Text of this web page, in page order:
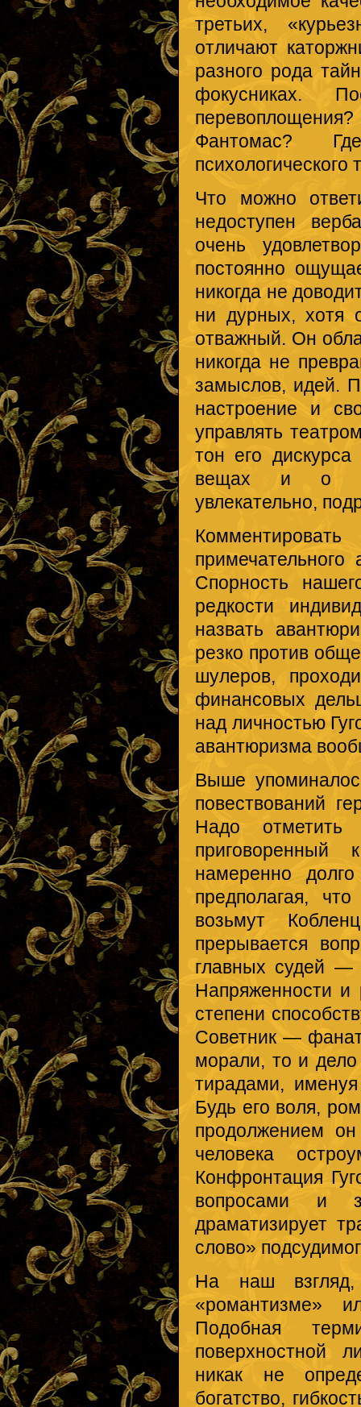
третьих,
отличают
разного рода
фокусниках.
Фантомас?
психологического
Что можно
недоступен
очень
постоянно
никогда не
ни дурных, хотя
отважный. Он
никогда не
замыслов, идей.
настроение и
управлять
тон его
вещах и о
увлекательно,
Спорность
редкости
назвать
резко против
шулеров,
финансовых
над личностью
авантюризма
Выше
повествований
Надо отметить
приговоренный
намеренно
предполагая,
возьмут
прерывается
главных судей —
Напряженности и
степени
Советник —
морали, то и дело
тирадами,
Будь его воля,
продолжением
человека
Конфронтация
вопросами и
драматизирует
слово»
На наш взгляд,
«романтизме»
Подобная
поверхностной
никак не
богатство,